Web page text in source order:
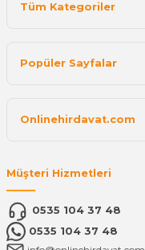
Tüm Kategoriler
Popüler Sayfalar
Onlinehirdavat.com
Müşteri Hizmetleri
0535 104 37 48
0535 104 37 48